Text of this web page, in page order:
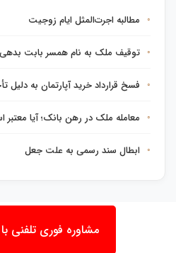
مطالبه اجرت‌المثل ایام زوجیت
توقیف ملک به نام همسر بابت
فسخ قرارداد خرید آپارتمان به دلیل
معامله ملک در رهن بانک؛ آیا
ابطال سند رسمی به علت جعل
مشاوره فوری تلفنی